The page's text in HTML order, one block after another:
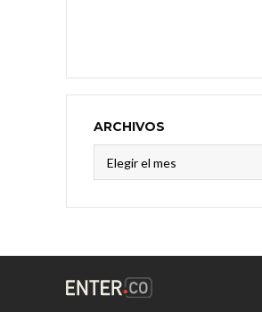
ARCHIVOS